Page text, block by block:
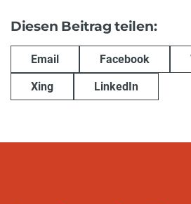
Diesen Beitrag teilen:
Email Facebook
Xing LinkedIn